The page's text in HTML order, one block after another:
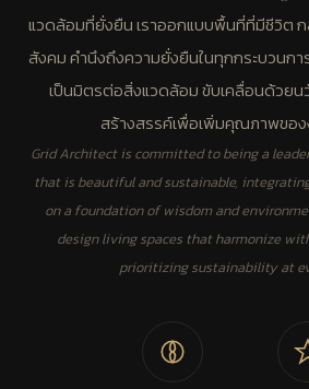
แวดล้อมที่ยั่งยืน เราออกแบบพื้นที่ที่มีชีวิต
สังคม คำนึงถึงความยั่งยืนในทุกกระบวนกา
เป็นมิตรต่อสิ่งแวดล้อม ขับเคลื่อนด้วยน
สร้างสรรค์เพื่อเพิ่มคุณภาพขอ
Grid Architect is committed to being a
that is beautiful and sustainable,
on a foundation of wisdom and
design living spaces that harmonize
prioritizing sustainability at